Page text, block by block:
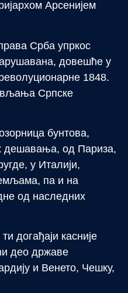
Арсенијем
Срба упркос
довешће у
1848.
Српске
бунтова,
дешавања, од Париза,
у Италији,
па и на
од наследних
догађаји касније
део државе
и Венето, Чешку,